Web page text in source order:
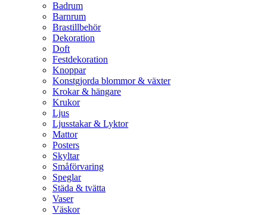
Badrum
Barnrum
Brastillbehör
Dekoration
Doft
Festdekoration
Knoppar
Konstgjorda blommor & växter
Krokar & hängare
Krukor
Ljus
Ljusstakar & Lyktor
Mattor
Posters
Skyltar
Småförvaring
Speglar
Städa & tvätta
Vaser
Väskor